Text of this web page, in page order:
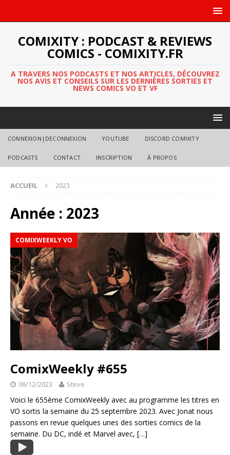
COMIXITY : PODCAST & REVIEWS
COMICS - COMIXITY.FR
A TRAVERS NOS PODCASTS ET NOS ARTICLES, DÉCOUVREZ
NOS AVIS ET CONSEILS SUR LES DERNIÈRES SORTIES ET
NEWS COMICS VO ET VF
CONNEXION|DECONNEXION YOUTUBE DISCORD COMIXITY
PODCASTS CONTACT INSCRIPTION À PROPOS
ACCUEIL 2023
Année : 2023
COMIXWEEKLY VO
ComixWeekly #655
06/12/2023 Steve
Voici le 655ème ComixWeekly avec au programme les titres en
VO sortis la semaine du 25 septembre 2023. Avec Jonat nous
passons en revue quelques unes des sorties comics de la
semaine. Du DC, indé et Marvel avec, […]